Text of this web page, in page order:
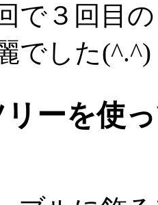
で３回目
でした(^.^)
ーを使